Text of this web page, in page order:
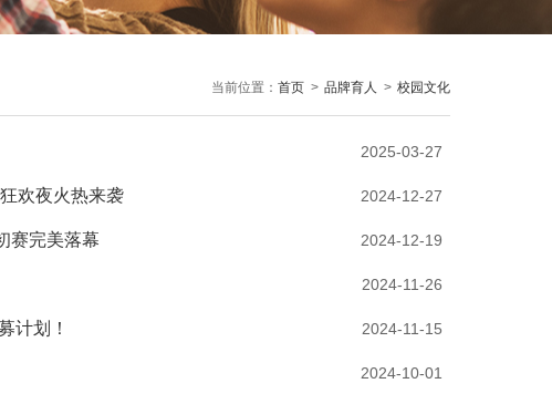
当前位置： 首页 > 品牌育人 > 校园文化
2025-03-27
欢夜火热来袭 2024-12-27
赛完美落幕 2024-12-19
2024-11-26
计划！ 2024-11-15
2024-10-01